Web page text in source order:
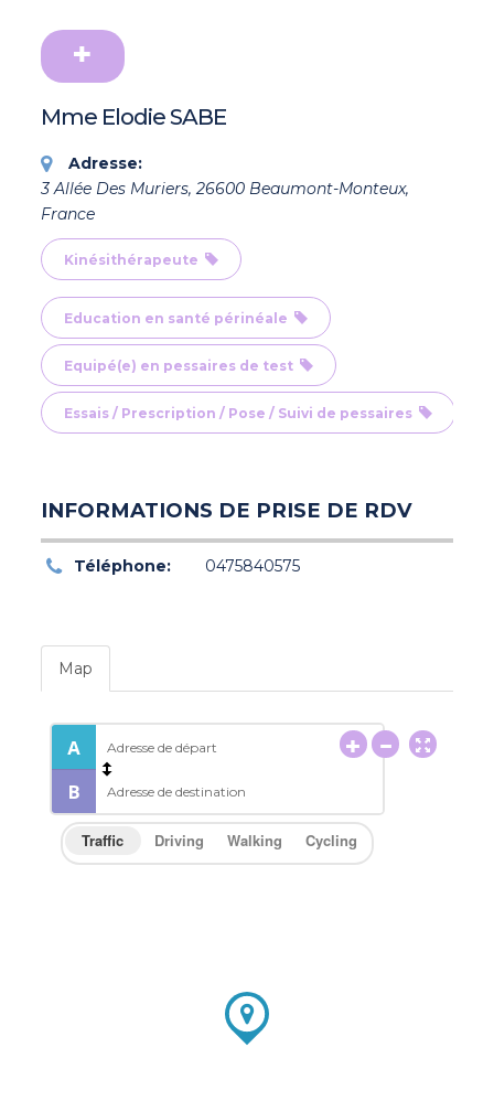
Mme Elodie SABE
Adresse:
3 Allée Des Muriers, 26600 Beaumont-Monteux,
France
Kinésithérapeute
Education en santé périnéale
Equipé(e) en pessaires de test
Essais / Prescription / Pose / Suivi de pessaires
INFORMATIONS DE PRISE DE RDV
Téléphone: 0475840575
Map
Traffic Driving Walking Cycling